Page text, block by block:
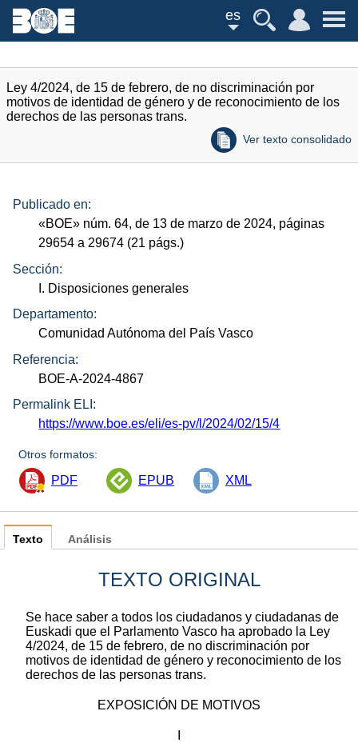
es
Ley 4/2024, de 15 de febrero, de no discriminación por
motivos de identidad de género y de reconocimiento de los
derechos de las personas trans.
Ver texto consolidado
Publicado en:
«BOE» núm. 64, de 13 de marzo de 2024, páginas
29654 a 29674 (21 págs.)
Sección:
I. Disposiciones generales
Departamento:
Comunidad Autónoma del País Vasco
Referencia:
BOE-A-2024-4867
Permalink ELI:
https://www.boe.es/eli/es-pv/l/2024/02/15/4
Otros formatos:
PDF EPUB XML
Texto
TEXTO ORIGINAL
Se hace saber a todos los ciudadanos y ciudadanas de
Euskadi que el Parlamento Vasco ha aprobado la Ley
4/2024, de 15 de febrero, de no discriminación por
motivos de identidad de género y reconocimiento de los
derechos de las personas trans.
EXPOSICIÓN DE MOTIVOS
Análisis